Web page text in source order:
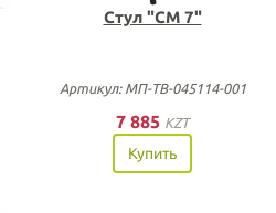
Стул "СМ 7"
Артикул: МП-ТВ-045114-001
7 885 KZT
Купить